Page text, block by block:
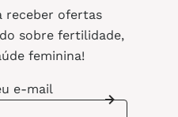
receber ofertas
sobre fertilidade,
feminina!
e-mail